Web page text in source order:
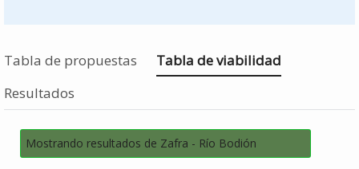
Tabla de propuestas Estás en
Tabla de viabilidad
Resultados
Mostrando resultados de Zafra - Río Bodión